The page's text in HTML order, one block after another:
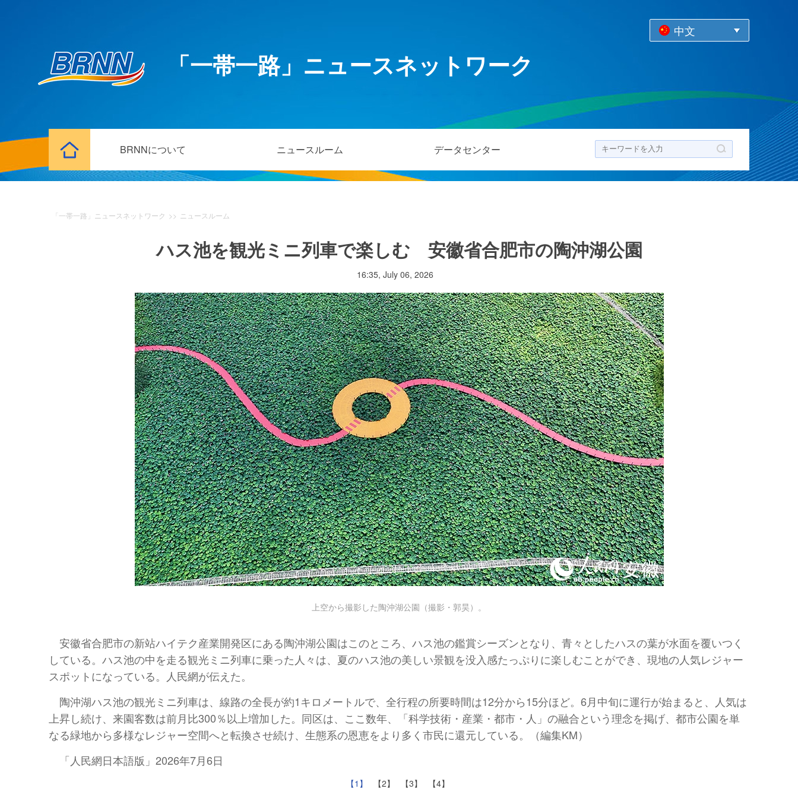
中文
「一帯一路」ニュースネットワーク
BRNNについて ニュースルーム データセンター
「一帯一路」ニュースネットワーク >> ニュースルーム
ハス池を観光ミニ列車で楽しむ 安徽省合肥市の陶沖湖公園
16:35, July 06, 2026
上空から撮影した陶沖湖公園（撮影・郭昊）。
安徽省合肥市の新站ハイテク産業開発区にある陶沖湖公園はこのところ、ハス池の鑑賞シーズンとなり、青々としたハスの葉が水面を覆いつく
している。ハス池の中を走る観光ミニ列車に乗った人々は、夏のハス池の美しい景観を没入感たっぷりに楽しむことができ、現地の人気レジャー
スポットになっている。人民網が伝えた。
陶沖湖ハス池の観光ミニ列車は、線路の全長が約1キロメートルで、全行程の所要時間は12分から15分ほど。6月中旬に運行が始まると、人気は
上昇し続け、来園客数は前月比300％以上増加した。同区は、ここ数年、「科学技術・産業・都市・人」の融合という理念を掲げ、都市公園を単
なる緑地から多様なレジャー空間へと転換させ続け、生態系の恩恵をより多く市民に還元している。（編集KM）
「人民網日本語版」2026年7月6日
【1】 【2】 【3】 【4】